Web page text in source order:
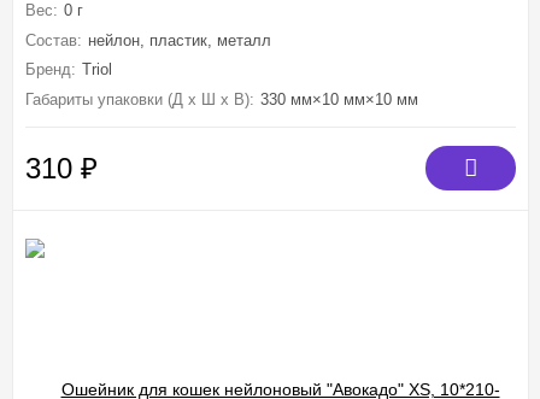
Вес: 0 г
Состав: нейлон, пластик, металл
Бренд: Triol
Габариты упаковки (Д х Ш х В): 330 мм×10 мм×10 мм
310 ₽